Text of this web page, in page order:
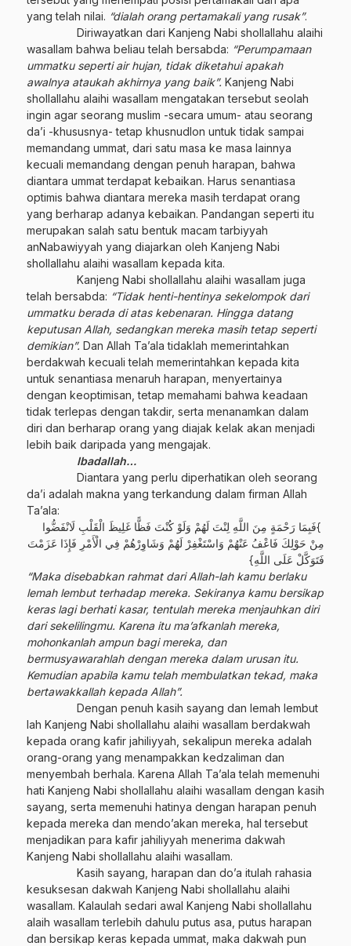
yang telah nilai. “dialah orang pertamakali yang rusak”.
Diriwayatkan dari Kanjeng Nabi shollallahu alaihi
wasallam bahwa beliau telah bersabda: “Perumpamaan
ummatku seperti air hujan, tidak diketahui apakah
awalnya ataukah akhirnya yang baik”. Kanjeng Nabi
shollallahu alaihi wasallam mengatakan tersebut seolah
ingin agar seorang muslim -secara umum- atau seorang
da’i -khususnya- tetap khusnudlon untuk tidak sampai
memandang ummat, dari satu masa ke masa lainnya
kecuali memandang dengan penuh harapan, bahwa
diantara ummat terdapat kebaikan. Harus senantiasa
optimis bahwa diantara mereka masih terdapat orang
yang berharap adanya kebaikan. Pandangan seperti itu
merupakan salah satu bentuk macam tarbiyyah
anNabawiyyah yang diajarkan oleh Kanjeng Nabi
shollallahu alaihi wasallam kepada kita.
Kanjeng Nabi shollallahu alaihi wasallam juga
telah bersabda: “Tidak henti-hentinya sekelompok dari
ummatku berada di atas kebenaran. Hingga datang
keputusan Allah, sedangkan mereka masih tetap seperti
demikian”. Dan Allah Ta’ala tidaklah memerintahkan
berdakwah kecuali telah memerintahkan kepada kita
untuk senantiasa menaruh harapan, menyertainya
dengan keoptimisan, tetap memahami bahwa keadaan
tidak terlepas dengan takdir, serta menanamkan dalam
diri dan berharap orang yang diajak kelak akan menjadi
lebih baik daripada yang mengajak.
Ibadallah…
Diantara yang perlu diperhatikan oleh seorang
da’i adalah makna yang terkandung dalam firman Allah
Ta’ala:
}فَبِمَا رَحْمَةٍ مِنَ اللَّهِ لِنْتَ لَهُمْ وَلَوْ كُنْتَ فَظًّا غَلِيظَ الْقَلْبِ لَانْفَضُّوا
مِنْ حَوْلِكَ فَاعْفُ عَنْهُمْ وَاسْتَغْفِرْ لَهُمْ وَشَاوِرْهُمْ فِي الْأَمْرِ فَإِذَا عَزَمْتَ
فَتَوَكَّلْ عَلَى اللَّهِ}
“Maka disebabkan rahmat dari Allah-lah kamu berlaku
lemah lembut terhadap mereka. Sekiranya kamu bersikap
keras lagi berhati kasar, tentulah mereka menjauhkan diri
dari sekelilingmu. Karena itu ma’afkanlah mereka,
mohonkanlah ampun bagi mereka, dan
bermusyawarahlah dengan mereka dalam urusan itu.
Kemudian apabila kamu telah membulatkan tekad, maka
bertawakkallah kepada Allah”.
Dengan penuh kasih sayang dan lemah lembut
lah Kanjeng Nabi shollallahu alaihi wasallam berdakwah
kepada orang kafir jahiliyyah, sekalipun mereka adalah
orang-orang yang menampakkan kedzaliman dan
menyembah berhala. Karena Allah Ta’ala telah memenuhi
hati Kanjeng Nabi shollallahu alaihi wasallam dengan kasih
sayang, serta memenuhi hatinya dengan harapan penuh
kepada mereka dan mendo’akan mereka, hal tersebut
menjadikan para kafir jahiliyyah menerima dakwah
Kanjeng Nabi shollallahu alaihi wasallam.
Kasih sayang, harapan dan do’a itulah rahasia
kesuksesan dakwah Kanjeng Nabi shollallahu alaihi
wasallam. Kalaulah sedari awal Kanjeng Nabi shollallahu
alaih wasallam terlebih dahulu putus asa, putus harapan
dan bersikap keras kepada ummat, maka dakwah pun